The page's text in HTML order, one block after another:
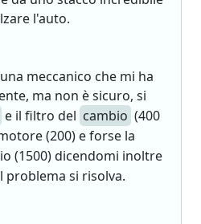
l'auto.
meccanico che mi ha
ma non è sicuro, si
e il filtro del cambio (400
(200) e forse la
(1500) dicendomi inoltre
problema si risolva.